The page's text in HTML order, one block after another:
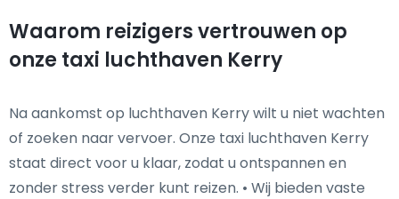
Waarom reizigers vertrouwen op
onze taxi luchthaven Kerry
Na aankomst op luchthaven Kerry wilt u niet wachten
of zoeken naar vervoer. Onze taxi luchthaven Kerry
staat direct voor u klaar, zodat u ontspannen en
zonder stress verder kunt reizen. • Wij bieden vaste